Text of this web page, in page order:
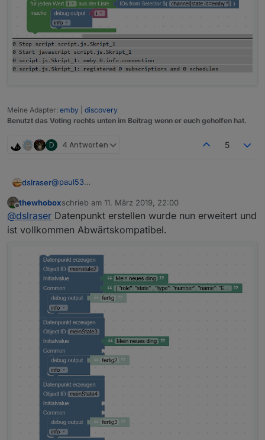
Meine Adapter: emby
discovery
Benutzt das Voting rechts unten im Beitrag wenn er euch geholfen hat.
D 4 Antworten 5
dslraser@paul53
ich nicht angeben. Ich muß dann also immer nochmal
da rein und zusätzliche Angaben machen bzw.
ändern.
Offline
thewhoboxschrieb am 11. März 2019, 22:00
zuletzt editiert von
@dslraser Datenpunkt erstellen wurde nun erweitert und
ist vollkommen Abwärtskompatibel.